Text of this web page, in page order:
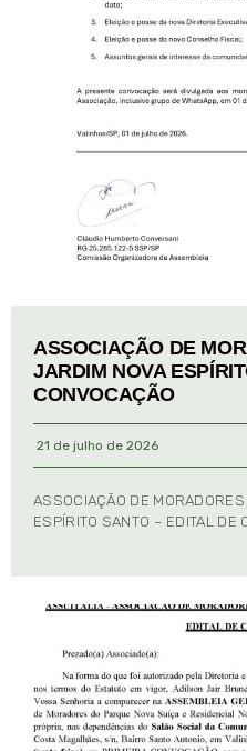
ASSOCIAÇÃO DE
JARDIM NOVA
CONVOCAÇÃO
21 de julho de 2026
ASSOCIAÇÃO DE
ESPÍRITO SANTO – EDITAL DE